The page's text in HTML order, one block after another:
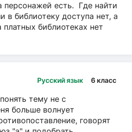
персонажей есть. Где найти
в библиотеку доступа нет, а
библиотеках нет
Русский язык 6 класс
тему не с
больше волнует
говорят